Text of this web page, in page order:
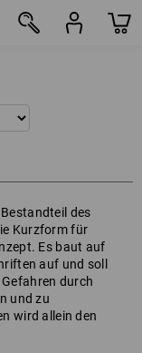
des
Kurzform für
Es baut auf
auf und soll
durch
und zu
wird allein den